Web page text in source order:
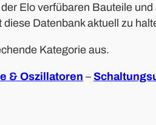
Elo verfübaren Bauteile
Datenbank aktuell zu
Kategorie aus.
& Oszillatoren –